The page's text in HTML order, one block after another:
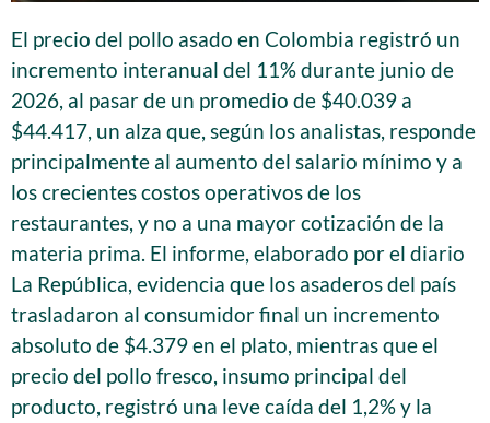
El precio del pollo asado en Colombia registró un
incremento interanual del 11% durante junio de
2026, al pasar de un promedio de $40.039 a
$44.417, un alza que, según los analistas, responde
principalmente al aumento del salario mínimo y a
los crecientes costos operativos de los
restaurantes, y no a una mayor cotización de la
materia prima. El informe, elaborado por el diario
La República, evidencia que los asaderos del país
trasladaron al consumidor final un incremento
absoluto de $4.379 en el plato, mientras que el
precio del pollo fresco, insumo principal del
producto, registró una leve caída del 1,2% y la